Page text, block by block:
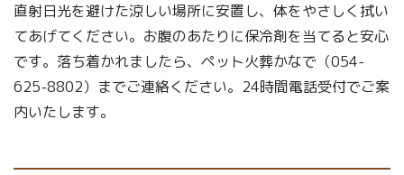
直射日光を避けた涼しい場所に安置し、体をやさしく拭い
てあげてください。お腹のあたりに保冷剤を当てると安心
です。落ち着かれましたら、ペット火葬かなで（054-
625-8802）までご連絡ください。24時間電話受付でご案
内いたします。